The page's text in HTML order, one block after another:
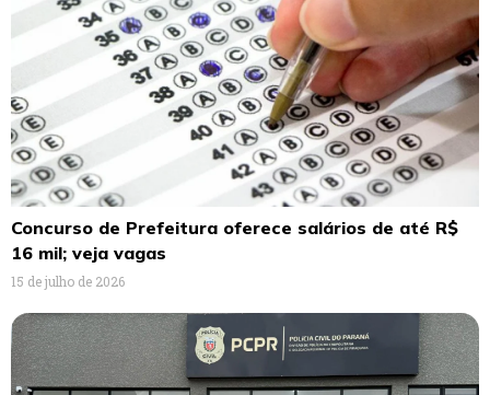
Concurso de Prefeitura oferece salários de até R$
16 mil; veja vagas
15 de julho de 2026